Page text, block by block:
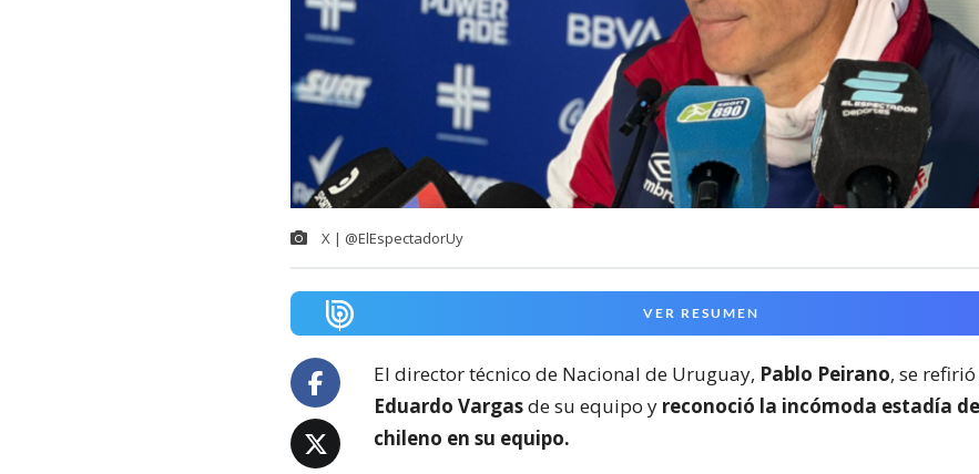
X | @ElEspectadorUy
VER RESUMEN
El director técnico de Nacional de Uruguay, Pablo Peirano, se
Eduardo Vargasde su equipo y reconoció la incómoda estadía
chileno en su equipo.